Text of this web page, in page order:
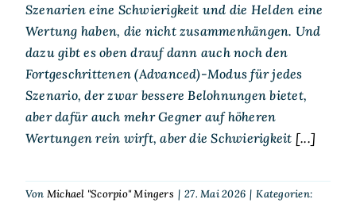
Szenarien eine Schwierigkeit und die Helden eine
Wertung haben, die nicht zusammenhängen. Und
dazu gibt es oben drauf dann auch noch den
Fortgeschrittenen (Advanced)-Modus für jedes
Szenario, der zwar bessere Belohnungen bietet,
aber dafür auch mehr Gegner auf höheren
Wertungen rein wirft, aber die Schwierigkeit [...]
Von Michael "Scorpio" Mingers | 27. Mai 2026 | Kategorien: